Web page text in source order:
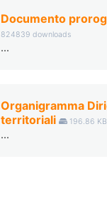
Documento
824839 downloads
...
Organigramma
territoriali
196.86 KB
...